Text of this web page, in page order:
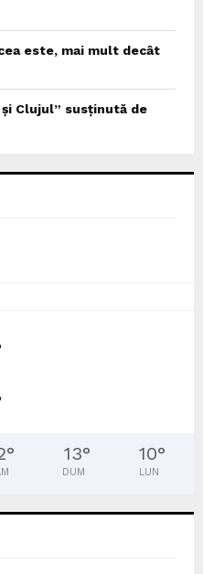
este, mai mult decât
Clujul” susținută de
° 13°
DUM
10°
LUN